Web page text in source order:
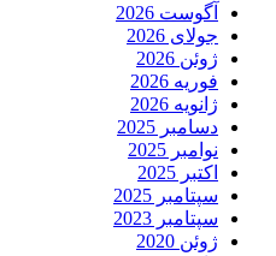
آگوست 2026
جولای 2026
ژوئن 2026
فوریه 2026
ژانویه 2026
دسامبر 2025
نوامبر 2025
اکتبر 2025
سپتامبر 2025
سپتامبر 2023
ژوئن 2020